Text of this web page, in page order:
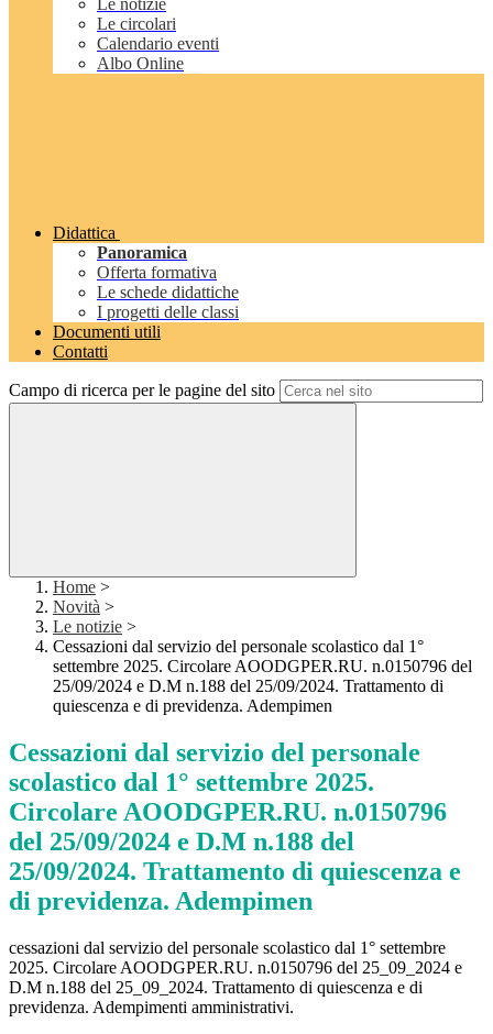
Le notizie
Le circolari
Calendario eventi
Albo Online
Didattica
Panoramica
Offerta formativa
Le schede didattiche
I progetti delle classi
Documenti utili
Contatti
Campo di ricerca per le pagine del sito
Home >
Novità >
Le notizie >
Cessazioni dal servizio del personale scolastico dal 1°
settembre 2025. Circolare AOODGPER.RU. n.0150796 del
25/09/2024 e D.M n.188 del 25/09/2024. Trattamento di
quiescenza e di previdenza. Adempimen
Cessazioni dal servizio del personale
scolastico dal 1° settembre 2025.
Circolare AOODGPER.RU. n.0150796
del 25/09/2024 e D.M n.188 del
25/09/2024. Trattamento di quiescenza e
di previdenza. Adempimen
cessazioni dal servizio del personale scolastico dal 1° settembre
2025. Circolare AOODGPER.RU. n.0150796 del 25_09_2024 e
D.M n.188 del 25_09_2024. Trattamento di quiescenza e di
previdenza. Adempimenti amministrativi.